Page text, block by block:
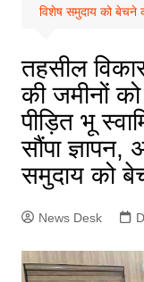
विशेष समुदाय को बेचने
तहसील
की जमीनों
पीड़ित भू
सौंपा
समुदाय को
News Desk